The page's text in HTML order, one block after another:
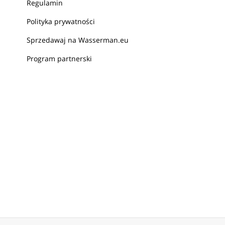
Regulamin
Polityka prywatności
Sprzedawaj na Wasserman.eu
Program partnerski